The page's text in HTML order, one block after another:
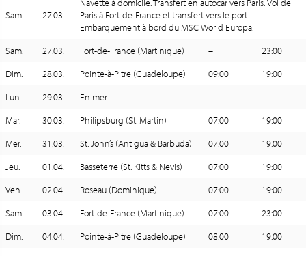
Sam. 27.03.
Paris à Fort-de-France et transfert vers le port.
Embarquement à bord du MSC World Europa.
Sam.
27.03. Fort-de-France (Martinique) –
23:00
Dim.
28.03. Pointe-à-Pitre (Guadeloupe) 09:00
19:00
Lun.
29.03. En mer –
–
Mar.
30.03. Philipsburg (St. Martin) 07:00
19:00
Mer.
31.03. St. John’s (Antigua & Barbuda) 07:00
19:00
Jeu.
01.04. Basseterre (St. Kitts & Nevis) 07:00
19:00
Ven.
02.04. Roseau (Dominique) 07:00
19:00
Sam.
03.04. Fort-de-France (Martinique) 07:00
23:00
Dim.
04.04. Pointe-à-Pitre (Guadeloupe) 08:00
19:00